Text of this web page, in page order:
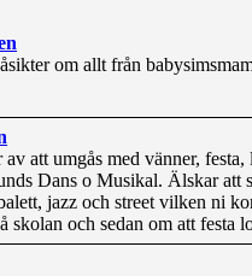
om allt från
att umgås med vänner,
Dans o Musikal. Älskar att
jazz och street vilken ni
skolan och sedan om att festa